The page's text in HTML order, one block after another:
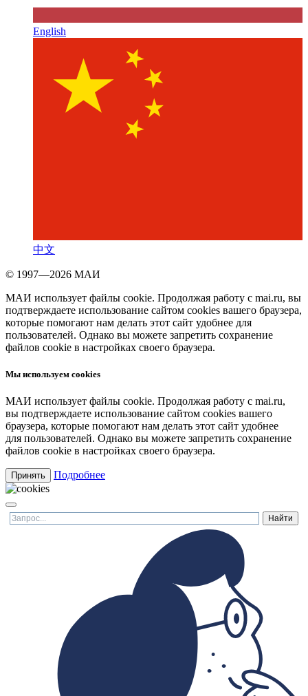
English
中文
© 1997—2026 МАИ
МАИ использует файлы cookie. Продолжая работу с mai.ru, вы
подтверждаете использование сайтом cookies вашего браузера,
которые помогают нам делать этот сайт удобнее для
пользователей. Однако вы можете запретить сохранение
файлов cookie в настройках своего браузера.
Мы используем cookies
МАИ использует файлы cookie. Продолжая работу с mai.ru,
вы подтверждаете использование сайтом cookies вашего
браузера, которые помогают нам делать этот сайт удобнее
для пользователей. Однако вы можете запретить сохранение
файлов cookie в настройках своего браузера.
Принять Подробнее